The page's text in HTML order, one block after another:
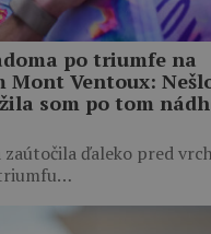
po triumfe na
Mont Ventoux:
som po tom
zaútočila ďaleko pred